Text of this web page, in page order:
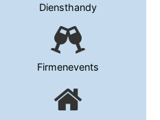
Diensthandy
Firmenevents